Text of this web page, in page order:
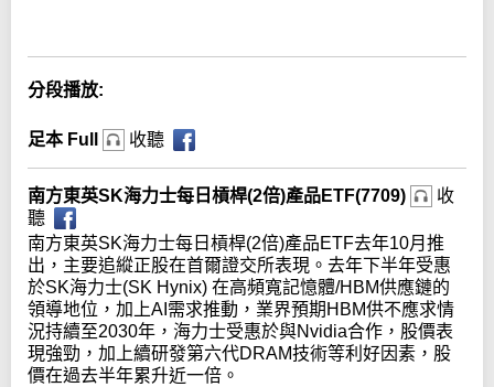
分段播放:
足本 Full 收聽
南方東英SK海力士每日槓桿(2倍)產品ETF(7709)
收
聽
南方東英SK海力士每日槓桿(2倍)產品ETF去年10月推
出，主要追縱正股在首爾證交所表現。去年下半年受惠
於SK海力士(SK Hynix) 在高頻寬記憶體/HBM供應鏈的
領導地位，加上AI需求推動，業界預期HBM供不應求情
況持續至2030年，海力士受惠於與Nvidia合作，股價表
現強勁，加上續研發第六代DRAM技術等利好因素，股
價在過去半年累升近一倍。